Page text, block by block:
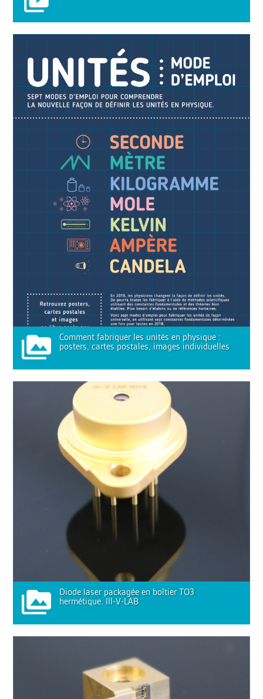
Comment fabriquer les unités en physique :
posters, cartes postales, images individuelles
Diode laser packagée en boîtier TO3
hermétique. III-V-LAB.